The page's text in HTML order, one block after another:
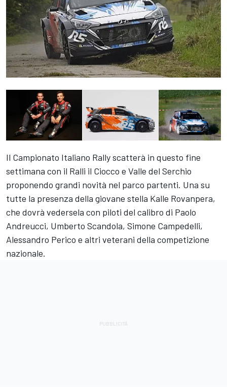
Il Campionato Italiano Rally scatterà in questo fine
settimana con il Ralli il Ciocco e Valle del Serchio
proponendo grandi novità nel parco partenti. Una su
tutte la presenza della giovane stella Kalle Rovanpera,
che dovrà vedersela con piloti del calibro di Paolo
Andreucci, Umberto Scandola, Simone Campedelli,
Alessandro Perico e altri veterani della competizione
nazionale.